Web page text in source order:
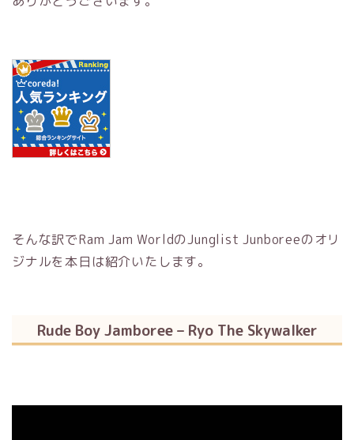
そんな訳でRam Jam WorldのJunglist Junboreeのオリ
ジナルを本日は紹介いたします。
Rude Boy Jamboree – Ryo The Skywalker